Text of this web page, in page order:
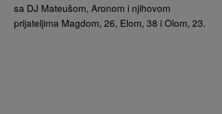
sa DJ Mateušom, Aronom i njihovom
prijateljima Magdom, 26, Elom, 38 i Olom, 23.